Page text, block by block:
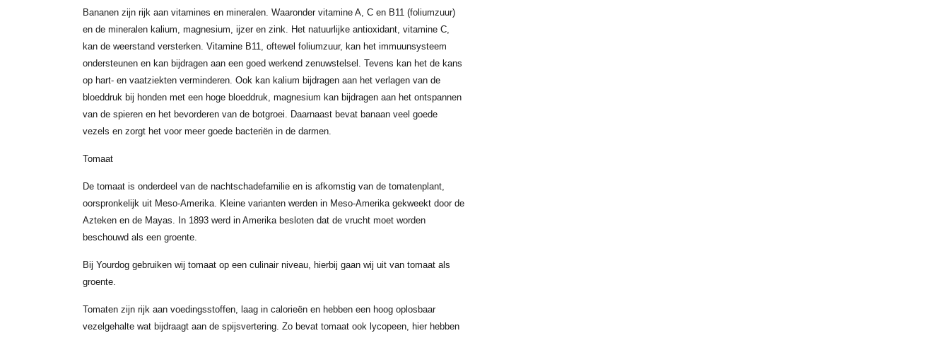
Bananen zijn rijk aan vitamines en mineralen. Waaronder vitamine A, C en B11 (foliumzuur)
en de mineralen kalium, magnesium, ijzer en zink. Het natuurlijke antioxidant, vitamine C,
kan de weerstand versterken. Vitamine B11, oftewel foliumzuur, kan het immuunsysteem
ondersteunen en kan bijdragen aan een goed werkend zenuwstelsel. Tevens kan het de kans
op hart- en vaatziekten verminderen. Ook kan kalium bijdragen aan het verlagen van de
bloeddruk bij honden met een hoge bloeddruk, magnesium kan bijdragen aan het ontspannen
van de spieren en het bevorderen van de botgroei. Daarnaast bevat banaan veel goede
vezels en zorgt het voor meer goede bacteriën in de darmen.
Tomaat
De tomaat is onderdeel van de nachtschadefamilie en is afkomstig van de tomatenplant,
oorspronkelijk uit Meso-Amerika. Kleine varianten werden in Meso-Amerika gekweekt door de
Azteken en de Mayas. In 1893 werd in Amerika besloten dat de vrucht moet worden
beschouwd als een groente.
Bij Yourdog gebruiken wij tomaat op een culinair niveau, hierbij gaan wij uit van tomaat als
groente.
Tomaten zijn rijk aan voedingsstoffen, laag in calorieën en hebben een hoog oplosbaar
vezelgehalte wat bijdraagt aan de spijsvertering. Zo bevat tomaat ook lycopeen, hier hebben